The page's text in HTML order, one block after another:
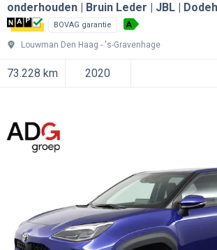
onderhouden | Bruin Leder | JBL |
BOVAG garantie A
Louwman Den Haag 's-Gravenhage
73.228 km 2020